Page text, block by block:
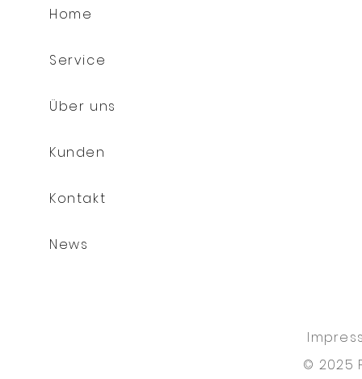
Home
Service
Über uns
Kunden
Kontakt
News
© 2025